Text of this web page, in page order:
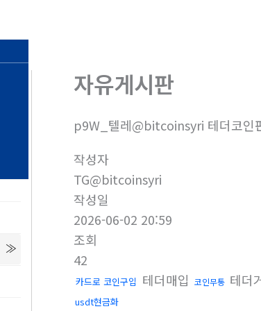
자유게시판
p9W_텔레@bitcoinsyri 테더코인
작성자
TG@bitcoinsyri
작성일
2026-06-02 20:59
조회
42
카드로 코인구입 테더매입 코인무통 테더
usdt현금화